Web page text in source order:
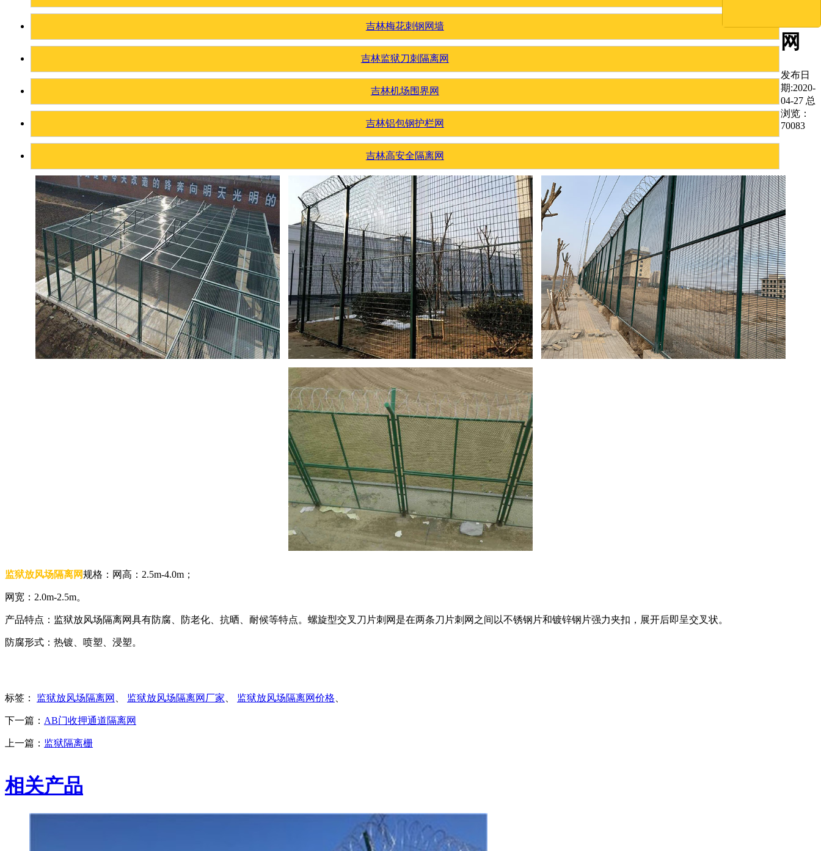
吉林梅花刺钢网墙
吉林监狱刀刺隔离网
吉林机场围界网
吉林铝包钢护栏网
吉林高安全隔离网
网
发布日
期:2020-
04-27 总
浏览：
70083
监狱放风场隔离网规格：网高：2.5m-4.0m；
网宽：2.0m-2.5m。
产品特点：监狱放风场隔离网具有防腐、防老化、抗晒、耐候等特点。螺旋型交叉刀片刺网是在两条刀片刺网之间以不锈钢片和镀锌钢片强力夹扣，展开后即呈交叉状。
防腐形式：热镀、喷塑、浸塑。
标签： 监狱放风场隔离网 监狱放风场隔离网厂家 监狱放风场隔离网价格
下一篇： AB门收押通道隔离网
上一篇： 监狱隔离栅
相关产品